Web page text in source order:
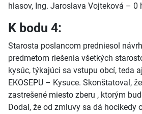
hlasov, Ing. Jaroslava Vojteková – 0
K bodu 4:
Starosta poslancom predniesol
predmetom riešenia všetkých
kysúc, týkajúci sa vstupu obcí, teda
EKOSEPU – Kysuce. Skonštatoval,
zastrešené miesto zberu , ktorým
Dodal, že od zmluvy sa dá hocikedy